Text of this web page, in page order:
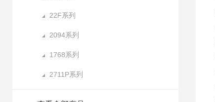
22F系列
2094系列
1768系列
2711P系列